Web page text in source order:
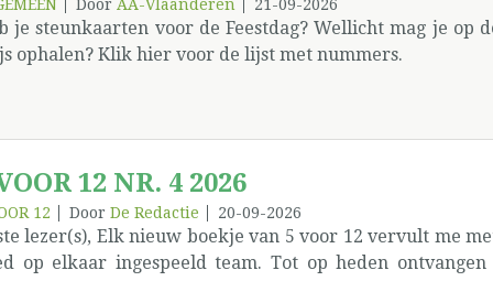
Door AA-Vlaanderen 21-09-2026
je steunkaarten voor de Feestdag? Wellicht mag je op
ophalen? Klik hier voor de lijst met nummers.
12 NR. 4 2026
12 Door De Redactie 20-09-2026
lezer(s), Elk nieuw boekje van 5 voor 12 vervult me
op elkaar ingespeeld team. Tot op heden